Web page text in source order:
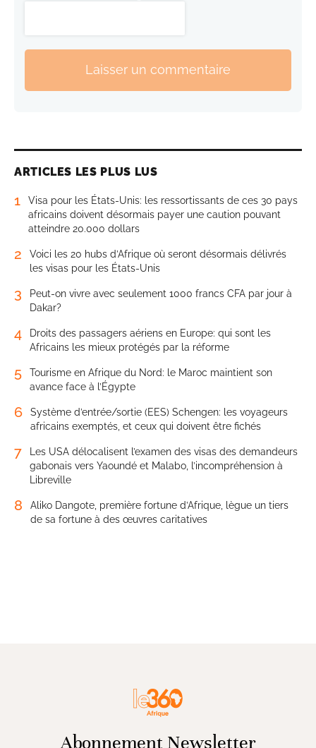
Laisser un commentaire
ARTICLES LES PLUS LUS
1
Visa pour les États-Unis: les ressortissants de ces 30 pays
africains doivent désormais payer une caution pouvant
atteindre 20.000 dollars
2
Voici les 20 hubs d’Afrique où seront désormais délivrés
les visas pour les États-Unis
3
Peut-on vivre avec seulement 1000 francs CFA par jour à
Dakar?
4
Droits des passagers aériens en Europe: qui sont les
Africains les mieux protégés par la réforme
5
Tourisme en Afrique du Nord: le Maroc maintient son
avance face à l’Égypte
6
Système d’entrée/sortie (EES) Schengen: les voyageurs
africains exemptés, et ceux qui doivent être fichés
7
Les USA délocalisent l’examen des visas des demandeurs
gabonais vers Yaoundé et Malabo, l’incompréhension à
Libreville
8
Aliko Dangote, première fortune d’Afrique, lègue un tiers
de sa fortune à des œuvres caritatives
Abonnement Newsletter